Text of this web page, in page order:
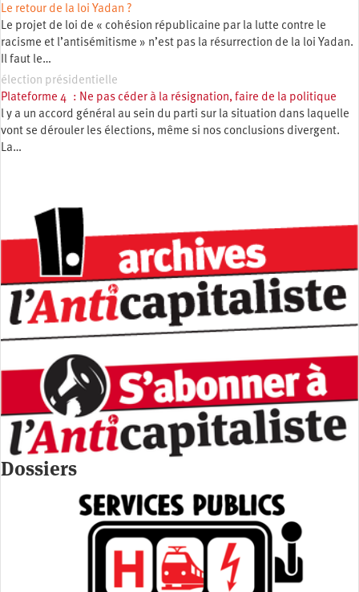
Le retour de la loi Yadan ?
Le projet de loi de « cohésion républicaine par la lutte contre le
racisme et l’antisémitisme » n’est pas la résurrection de la loi Yadan.
Il faut le…
élection présidentielle
Plateforme 4 : Ne pas céder à la résignation, faire de la politique
l y a un accord général au sein du parti sur la situation dans laquelle
vont se dérouler les élections, même si nos conclusions divergent.
La…
Dossiers